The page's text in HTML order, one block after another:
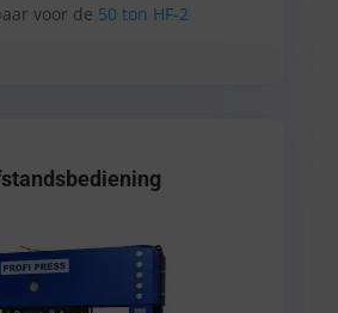
voor de 50 ton HF-2